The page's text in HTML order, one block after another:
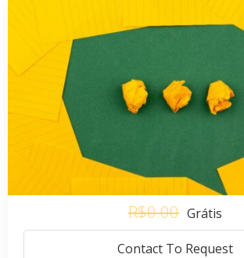
R$0.00 Grátis
Contact To Request